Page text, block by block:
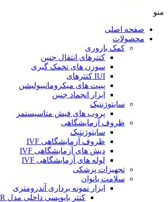
منو
صفحه اصلی
محصولات
کمک باروری
کتترهای انتقال جنین
سوزن های تخمک گیری
IUI کتترهای
پیپت های میکرومانیپولیشن
ابزار انجماد جنین
سایتوژنتیک
پروب های فیش متاسیستمز
ظروف آزمایشگاهی
سایتوژنتیک
ظروف آزمایشگاهی IVF
دیش های آزمایشگاهی IVF
لوله های آزمایشگاهی IVF
تجهیزات پزشکی
سلامت بانوان
ابزار نمونه برداری آندرومتری
کتتر بایوپسی داخلی مدل THE SAMPLER